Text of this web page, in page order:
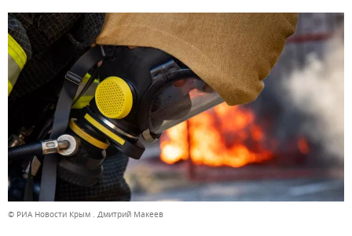
© РИА Новости Крым . Дмитрий Макеев